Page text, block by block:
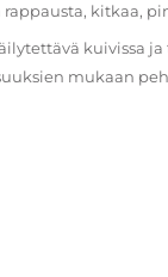
kitkaa,
kuivissa
mukaan